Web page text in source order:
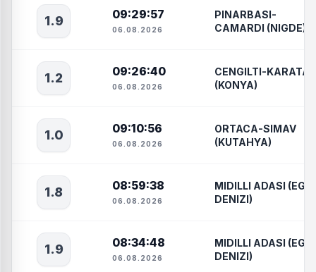
1.9 09:29:57
06.08.2026
PINARBASI-
CAMARDI (NIGDE)
1.2 09:26:40
06.08.2026
CENGILTI-KARATAY
(KONYA)
1.0 09:10:56
06.08.2026
ORTACA-SIMAV
(KUTAHYA)
1.8 08:59:38
06.08.2026
MIDILLI ADASI (EGE
DENIZI)
1.9 08:34:48
06.08.2026
MIDILLI ADASI (EGE
DENIZI)